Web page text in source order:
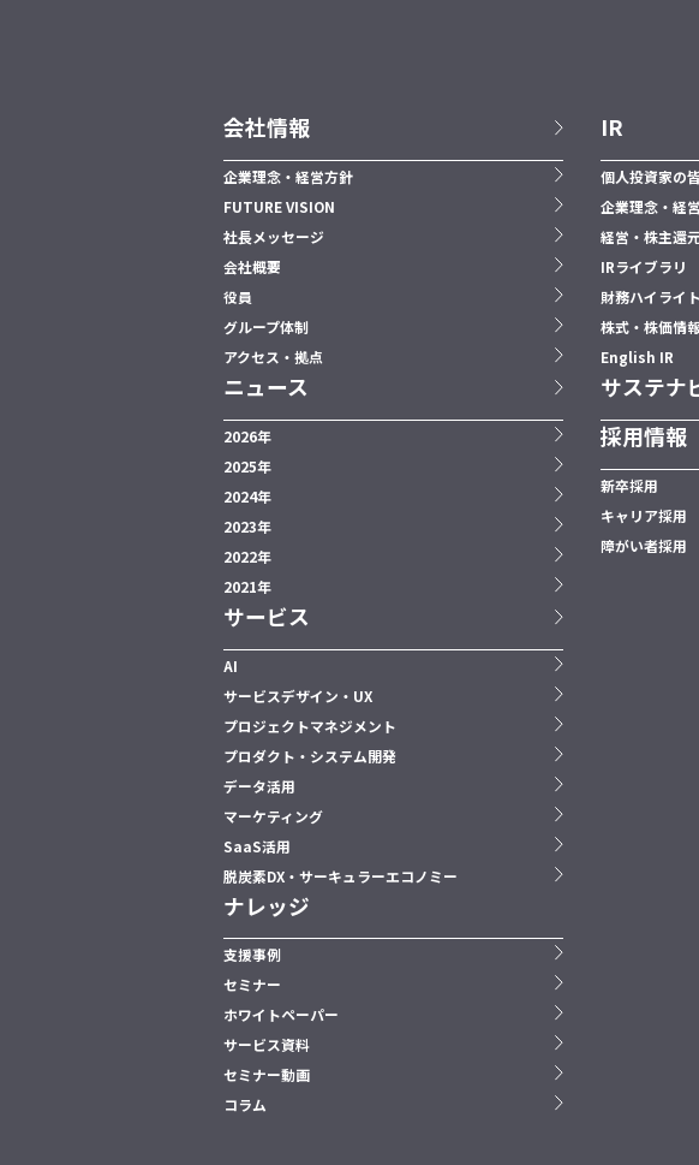
会社情報
企業理念・経営方針
FUTURE VISION
社長メッセージ
会社概要
役員
グループ体制
アクセス・拠点
ニュース
2026年
2025年
2024年
2023年
2022年
2021年
サービス
AI
サービスデザイン・UX
プロジェクトマネジメント
プロダクト・システム開発
データ活用
マーケティング
SaaS活用
脱炭素DX・サーキュラーエコノミー
ナレッジ
支援事例
セミナー
ホワイトペーパー
サービス資料
セミナー動画
コラム
IR
個人投資家の
企業理念・経
経営・株主還
IRライブラリ
財務ハイライト
株式・株価情
English IR
サステナ
採用情報
新卒採用
キャリア採用
障がい者採用